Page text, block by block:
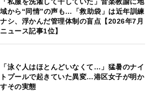
域から“同情”の声も…「救助袋」は近年訓練
ナシ、浮かんだ管理体制の盲点【2026年7月
ニュース記事1位】
「泳ぐ人はほとんどいなくて…」猛暑のナイ
トプールで起きていた異変…港区女子が明か
すその実態